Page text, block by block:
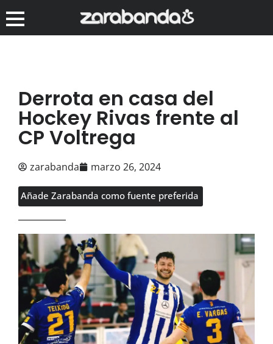
Derrota en casa del
Hockey Rivas frente al
CP Voltrega
zarabanda marzo 26, 2024
Añade Zarabanda como fuente preferida